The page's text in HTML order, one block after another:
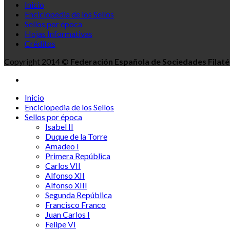
Inicio
Enciclopedia de los Sellos
Sellos por época
Hojas Informativas
Créditos
Copyright 2014 © Federación Española de Sociedades
Inicio
Enciclopedia de los Sellos
Sellos por época
Isabel II
Duque de la Torre
Amadeo I
Primera República
Carlos VII
Alfonso XII
Alfonso XIII
Segunda República
Francisco Franco
Juan Carlos I
Felipe VI